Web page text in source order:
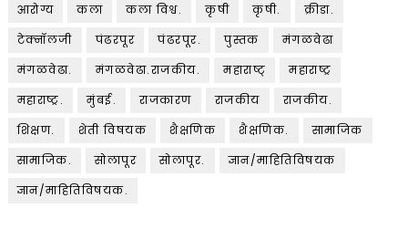
आरोग्य कला कला विश्व. कृषी कृषी.
क्रीडा.
टेक्नॉलजी
पंढरपूर पंढरपूर. पुस्तक
मंगळवेढा
मंगळवेढा.
मंगळवेढा.राजकीय. महाराष्ट्
महाराष्ट्र
महाराष्ट्र.
मुंबई. राजकारण राजकीय
राजकीय.
शिक्षण.
शेती विषयक शैक्षणिक शैक्षणिक.
सामाजिक
सामाजिक.
सोलापूर सोलापूर.
ज्ञान/माहितिविषयक
ज्ञान/माहितिविषयक.